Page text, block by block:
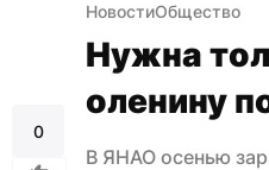
0
НовостиОбщество
Нужна
оленину
В ЯНАО осенью